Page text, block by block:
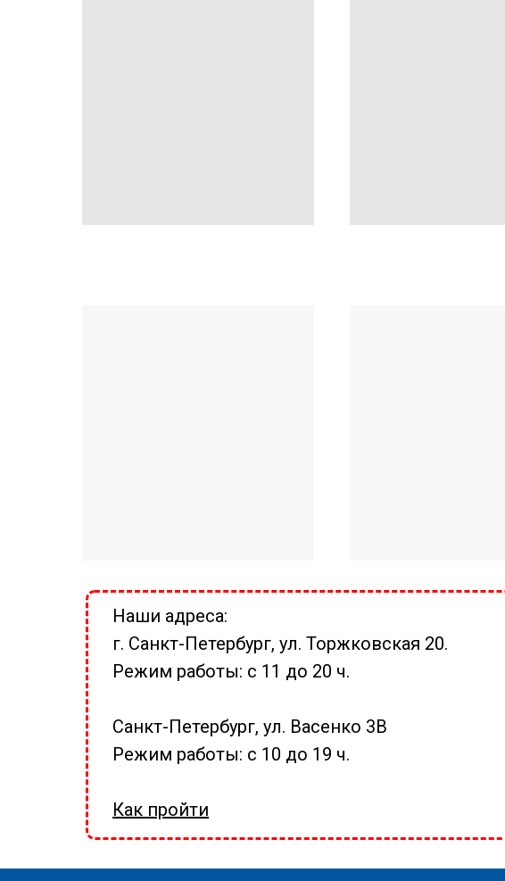
Наши адреса:
г. Санкт-Петербург, ул. Торжковская 20.
Режим работы: с 11 до 20 ч.
Санкт-Петербург, ул. Васенко 3В
Режим работы: с 10 до 19 ч.
Как пройти